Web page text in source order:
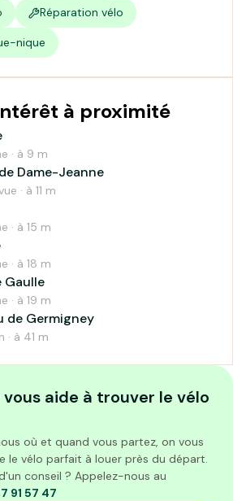
Réparation vélo
nique
à proximité
· à 9 m
Dame-Jeanne
· à 11 m
· à 15 m
· à 18 m
Gaulle
· à 19 m
de Germigney
à 41 m
vous aide à trouver le vélo
où et quand vous partez, on vous
le vélo parfait à louer près du départ.
conseil ? Appelez-nous au
91 57 47